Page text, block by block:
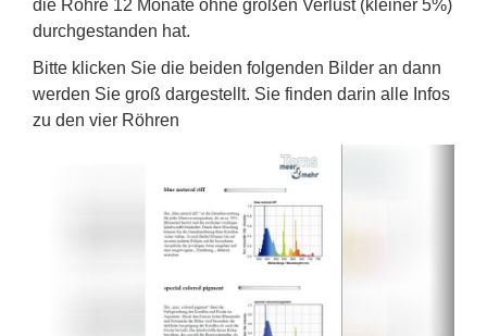
die Röhre 12 Monate ohne großen Verlust (kleiner 5%)
durchgestanden hat.
Bitte klicken Sie die beiden folgenden Bilder an dann
werden Sie groß dargestellt. Sie finden darin alle Infos
zu den vier Röhren